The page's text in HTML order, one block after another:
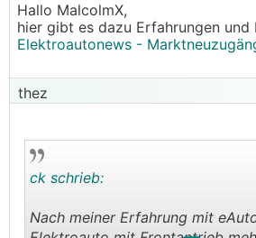
Hallo MalcolmX,
hier gibt es dazu Erfahrungen und
Elektroautonews -
thez
ck schrieb:
Nach meiner Erfahrung mit